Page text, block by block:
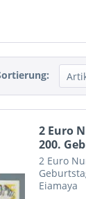
2 Euro
200.
2 Euro
Eiamaya